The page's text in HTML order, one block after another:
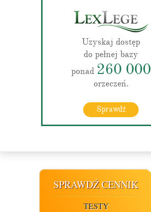
Uzyskaj dostęp
do pełnej bazy
ponad 260 000
orzeczeń.
Sprawdź
SPRAWDŹ CENNIK
TESTY